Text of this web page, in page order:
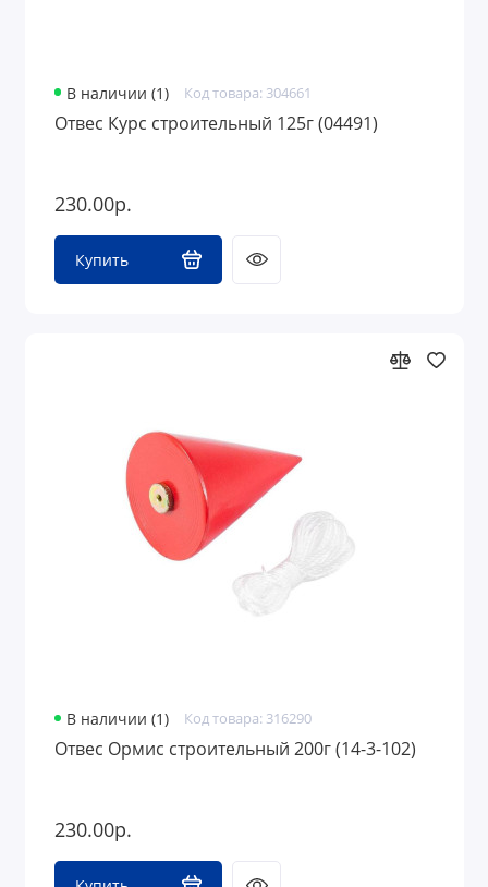
В наличии (1) Код товара: 304661
Отвес Курс строительный 125г (04491)
230.00р.
Купить
В наличии (1) Код товара: 316290
Отвес Ормис строительный 200г (14-3-102)
230.00р.